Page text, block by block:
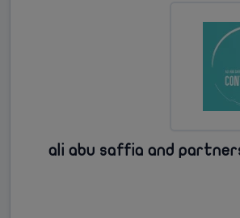
ali abu saffia and